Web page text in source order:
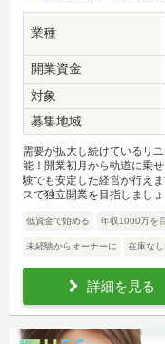
業種
開業資金
対象
募集地域
需要が拡大し続けているリ
能！開業初月から軌道に乗
験でも安定した経営が行え
スで独立開業を目指しましょ
低資金で始める 年収1000万を
未経験からオーナーに 在庫な
詳細を見る